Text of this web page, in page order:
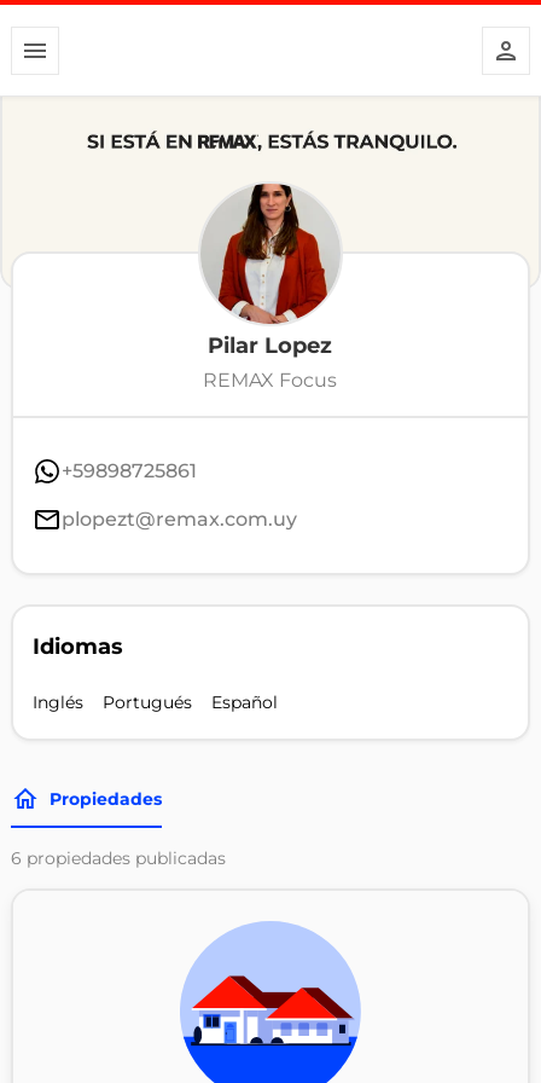
Pilar Lopez
REMAX Focus
+59898725861
plopezt@remax.com.uy
Idiomas
Inglés Portugués Español
Propiedades
6 propiedades publicadas